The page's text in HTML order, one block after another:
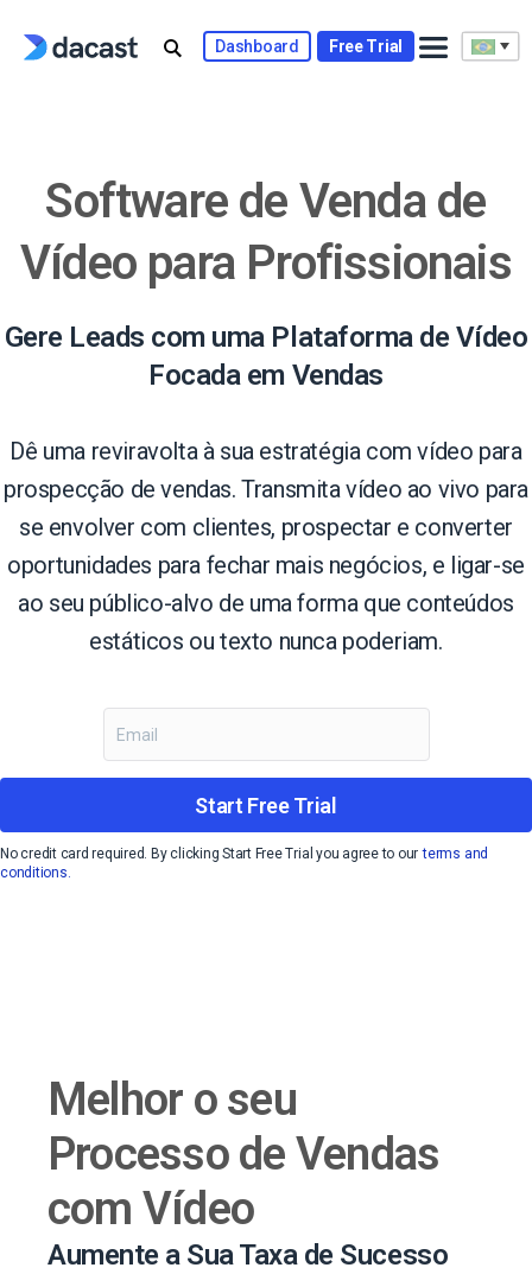
Dashboard Free Trial
Software de Venda de
Vídeo para Profissionais
Gere Leads com uma Plataforma de Vídeo
Focada em Vendas
Dê uma reviravolta à sua estratégia com vídeo para
prospecção de vendas. Transmita vídeo ao vivo para
se envolver com clientes, prospectar e converter
oportunidades para fechar mais negócios, e ligar-se
ao seu público-alvo de uma forma que conteúdos
estáticos ou texto nunca poderiam.
Start Free Trial
No credit card required. By clicking Start Free Trial you agree to our terms and
conditions.
Melhor o seu
Processo de Vendas
com Vídeo
Aumente a Sua Taxa de Sucesso